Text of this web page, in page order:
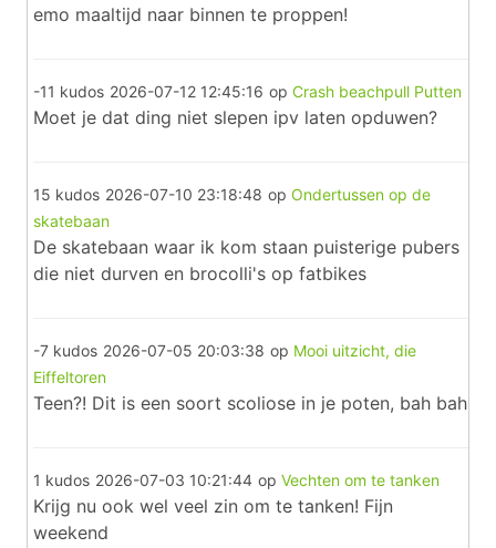
emo maaltijd naar binnen te proppen!
-11 kudos 2026-07-12 12:45:16 op Crash beachpull Putten
Moet je dat ding niet slepen ipv laten opduwen?
15 kudos 2026-07-10 23:18:48 op Ondertussen op de
skatebaan
De skatebaan waar ik kom staan puisterige pubers
die niet durven en brocolli's op fatbikes
-7 kudos 2026-07-05 20:03:38 op Mooi uitzicht, die
Eiffeltoren
Teen?! Dit is een soort scoliose in je poten, bah bah
1 kudos 2026-07-03 10:21:44 op Vechten om te tanken
Krijg nu ook wel veel zin om te tanken! Fijn
weekend